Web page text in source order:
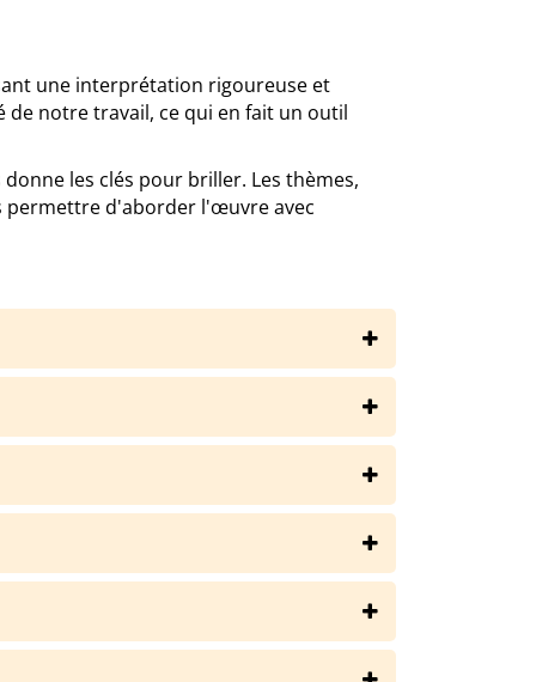
une interprétation rigoureuse et
de notre travail, ce qui en fait un outil
donne les clés pour briller. Les thèmes,
permettre d'aborder l'œuvre avec